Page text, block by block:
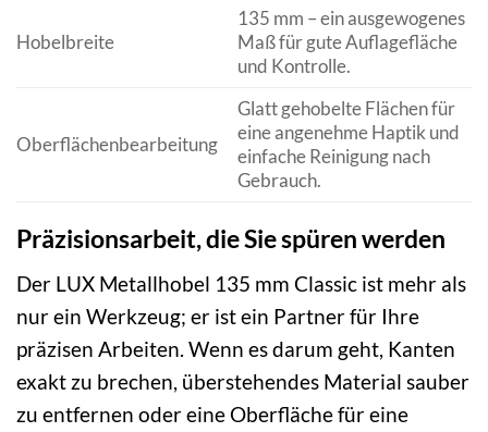
Hobelbreite
135 mm – ein ausgewogenes
Maß für gute Auflagefläche
und Kontrolle.
Oberflächenbearbeitung
Glatt gehobelte Flächen für
eine angenehme Haptik und
einfache Reinigung nach
Gebrauch.
Präzisionsarbeit, die Sie spüren werden
Der LUX Metallhobel 135 mm Classic ist mehr als
nur ein Werkzeug; er ist ein Partner für Ihre
präzisen Arbeiten. Wenn es darum geht, Kanten
exakt zu brechen, überstehendes Material sauber
zu entfernen oder eine Oberfläche für eine